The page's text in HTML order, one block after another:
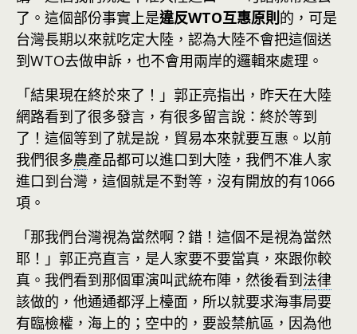
了。這個部份事實上是違反WTO互惠原則 的，可是
台灣長期以來就吃定大陸，認為大陸不會把這個送
到WTO去做申訴，也不會用兩岸的邏輯來處理。
「結果現在終於來了！」郭正亮指出，昨天在大陸
網路看到了很多發言，有很多留言說：終於等到
了！這個等到了就是說，貿易本來就要互惠。以前
我們很多農產品都可以進口到大陸，我們不准人家
進口到台灣，這個就是不對等，沒有開放的有1066
項。
「那我們台灣視為當然啊？錯！這個不是視為當然
耶！」郭正亮直言，是人家要不要當真，來跟你較
真。我們看到那個軍演叫武統布陣，然後看到法律
該做的，他通通都浮上檯面，所以就要求海事局要
有臨檢權，海上的；空中的，要設禁航區，因為他